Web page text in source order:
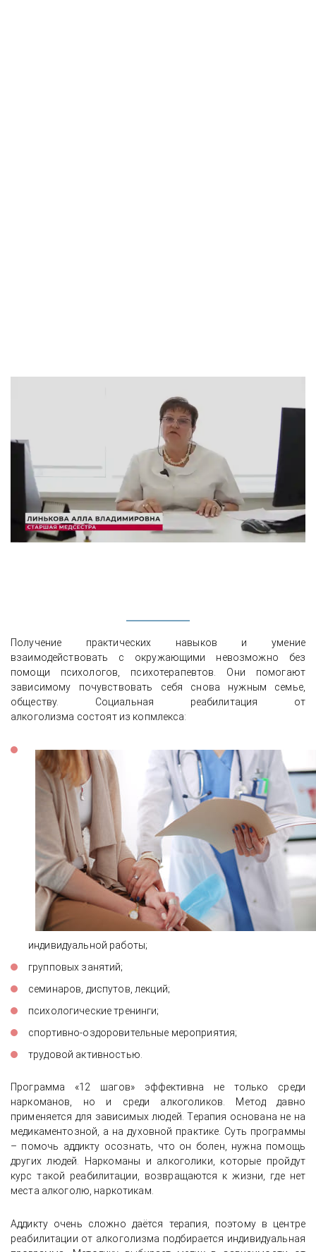
Получение практических навыков и умение
взаимодействовать с окружающими невозможно без
помощи психологов, психотерапевтов. Они помогают
зависимому почувствовать себя снова нужным семье,
обществу. Социальная реабилитация от
алкоголизма состоят из копмлекса:
индивидуальной работы;
групповых занятий;
семинаров, диспутов, лекций;
психологические тренинги;
спортивно-оздоровительные мероприятия;
трудовой активностью.
Программа «12 шагов» эффективна не только среди
наркоманов, но и среди алкоголиков. Метод давно
применяется для зависимых людей. Терапия основана не на
медикаментозной, а на духовной практике. Суть программы
– помочь аддикту осознать, что он болен, нужна помощь
других людей. Наркоманы и алкоголики, которые пройдут
курс такой реабилитации, возвращаются к жизни, где нет
места алкоголю, наркотикам.
Аддикту очень сложно даётся терапия, поэтому в центре
реабилитации от алкоголизма подбирается индивидуальная